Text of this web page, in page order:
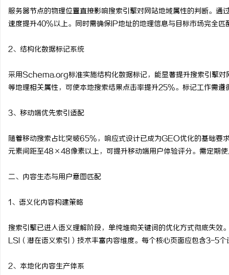
服务器节点的物理位置直接影响搜索引擎对网站地域属性的判断。
速度提升40%以上。同时需确保IP地址的地理信息与目标市场完全
2、结构化数据标记系统
采用Schema.org标准实施结构化数据标记，能显著提升搜索引擎对
等地理相关属性，可使本地搜索结果点击率提升25%。标记工作需
3、移动端优先索引适配
随着移动搜索占比突破65%，响应式设计已成为GEO优化的基础要
元素间距至48×48像素以上，可提升移动端用户体验评分。需定
二、内容生态与用户意图匹配
1、语义化内容构建策略
搜索引擎已进入语义理解阶段，单纯堆砌关键词的优化方式彻底失效
LSI（潜在语义索引）技术丰富内容维度。每个核心页面应包含3-5
2、本地化内容生产体系
合肥刑事律师：保护您